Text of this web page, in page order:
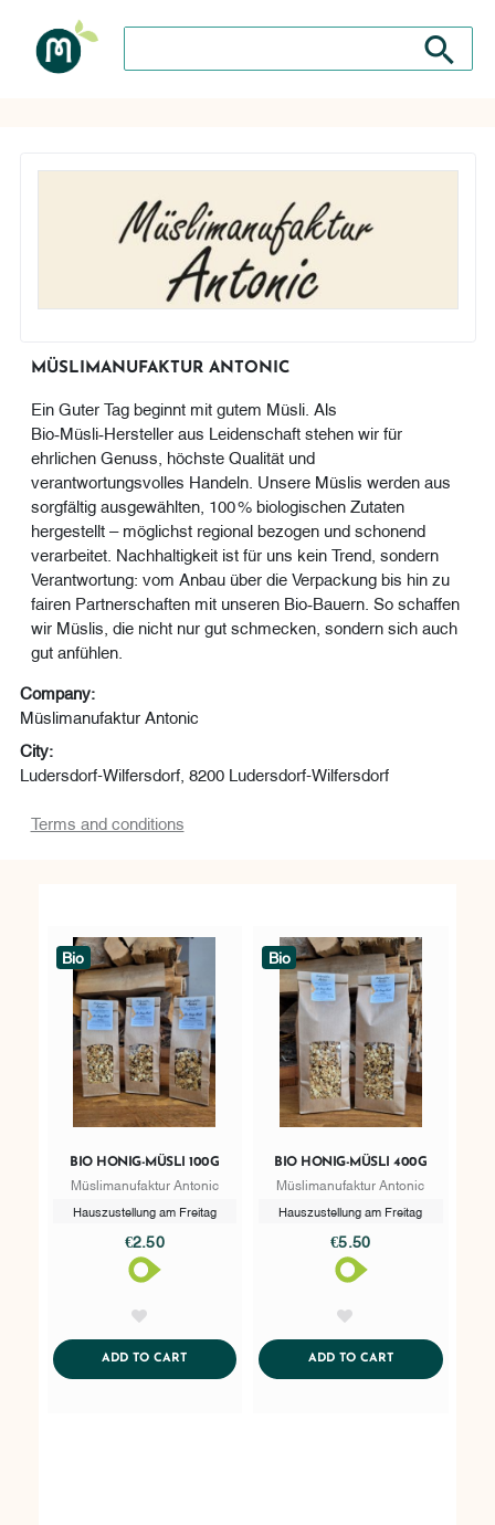
Search
MÜSLIMANUFAKTUR ANTONIC
Ein Guter Tag beginnt mit gutem Müsli. Als
Bio‑Müsli‑Hersteller aus Leidenschaft stehen wir für
ehrlichen Genuss, höchste Qualität und
verantwortungsvolles Handeln. Unsere Müslis werden aus
sorgfältig ausgewählten, 100 % biologischen Zutaten
hergestellt – möglichst regional bezogen und schonend
verarbeitet. Nachhaltigkeit ist für uns kein Trend, sondern
Verantwortung: vom Anbau über die Verpackung bis hin zu
fairen Partnerschaften mit unseren Bio‑Bauern. So schaffen
wir Müslis, die nicht nur gut schmecken, sondern sich auch
gut anfühlen.
Company:
Müslimanufaktur Antonic
City:
Ludersdorf-Wilfersdorf, 8200 Ludersdorf-Wilfersdorf
Terms and conditions
Bio
BIO HONIG-MÜSLI 100G
Müslimanufaktur Antonic
Hauszustellung am Freitag
€2.50
ADD TO CARTADDTOCART
Bio
BIO HONIG-MÜSLI 400G
Müslimanufaktur Antonic
Hauszustellung am Freitag
€5.50
ADD TO CARTADDTOCART